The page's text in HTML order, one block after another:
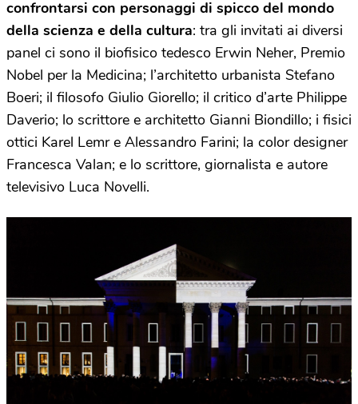
confrontarsi con personaggi di spicco del mondo
della scienza e della cultura: tra gli invitati ai diversi
panel ci sono il biofisico tedesco Erwin Neher, Premio
Nobel per la Medicina; l’architetto urbanista Stefano
Boeri; il filosofo Giulio Giorello; il critico d’arte Philippe
Daverio; lo scrittore e architetto Gianni Biondillo; i fisici
ottici Karel Lemr e Alessandro Farini; la color designer
Francesca Valan; e lo scrittore, giornalista e autore
televisivo Luca Novelli.